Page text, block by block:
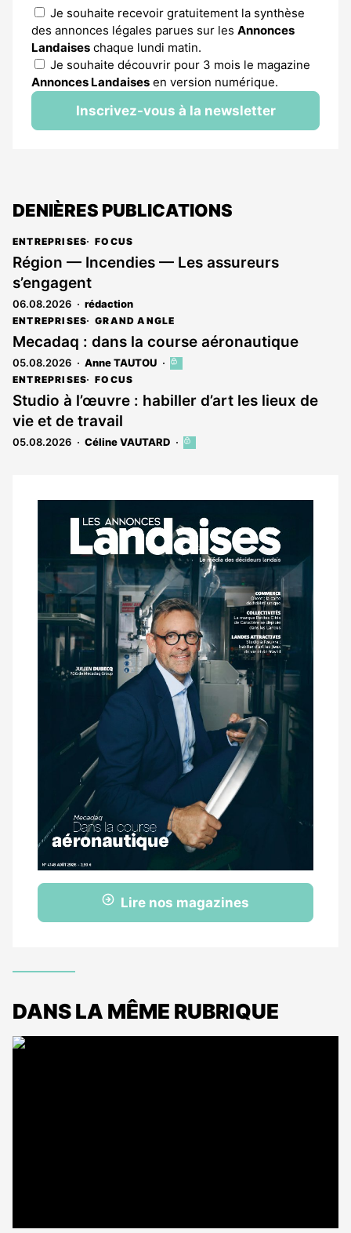
Je souhaite recevoir gratuitement la synthèse
des annonces légales parues sur les Annonces
Landaises chaque lundi matin.
Je souhaite découvrir pour 3 mois le magazine
Annonces Landaises en version numérique.
Inscrivez-vous à la newsletter
DENIÈRES PUBLICATIONS
ENTREPRISES FOCUS
Région — Incendies — Les assureurs
s’engagent
06.08.2026 rédaction
ENTREPRISES GRAND ANGLE
Mecadaq : dans la course aéronautique
05.08.2026 Anne TAUTOU
Cet
est
réservé
abonnés
ENTREPRISES FOCUS
Studio à l’œuvre : habiller d’art les lieux de
vie et de travail
05.08.2026 Céline VAUTARD
Cet
aux
abonnés
Notre
dernier
magazine
Lire nos magazines
DANS LA MÊME RUBRIQUE